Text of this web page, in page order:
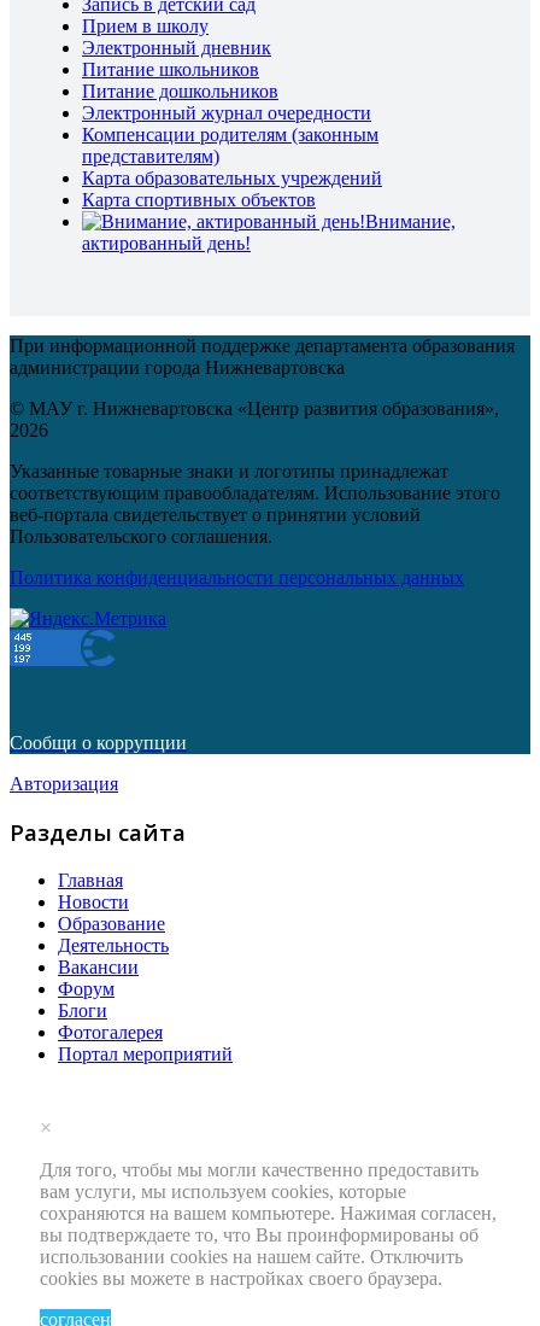
Прием в школу
Электронный дневник
Питание школьников
Питание дошкольников
Электронный журнал очередности
Компенсации родителям (законным
представителям)
Карта образовательных учреждений
Карта спортивных объектов
Внимание,
актированный день!
При информационной поддержке департамента образования
администрации города Нижневартовска
© МАУ г. Нижневартовска «Центр развития образования»,
2026
Указанные товарные знаки и логотипы принадлежат
соответствующим правообладателям. Использование этого
веб-портала свидетельствует о принятии условий
Пользовательского соглашения.
Политика конфиденциальности персональных данных
Сообщи о коррупции
Авторизация
Разделы сайта
Главная
Новости
Образование
Деятельность
Вакансии
Форум
Блоги
Фотогалерея
Портал мероприятий
×
Для того, чтобы мы могли качественно предоставить
вам услуги, мы используем cookies, которые
сохраняются на вашем компьютере. Нажимая согласен,
вы подтверждаете то, что Вы проинформированы об
использовании cookies на нашем сайте. Отключить
cookies вы можете в настройках своего браузера.
согласен